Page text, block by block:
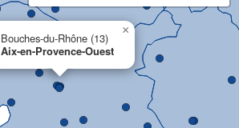
Bouches-du-Rhône (13)
Aix-en-Provence-Ouest
×